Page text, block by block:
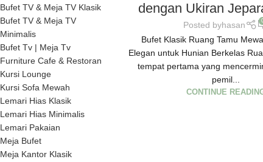
Bufet TV & Meja TV Klasik
Bufet TV & Meja TV
Minimalis
Bufet Tv | Meja Tv
Furniture Cafe & Restoran
Kursi Lounge
Kursi Sofa Mewah
Lemari Hias Klasik
Lemari Hias Minimalis
Lemari Pakaian
Meja Bufet
Meja Kantor Klasik
dengan Ukiran
Posted byhasan
Bufet Klasik Ruang Tamu
Elegan untuk Hunian Berkelas
tempat pertama yang
pemil...
CONTINUE